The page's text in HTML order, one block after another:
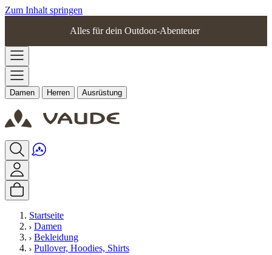
Zum Inhalt springen
Alles für dein Outdoor-Abenteuer
Damen Herren Ausrüstung
Startseite
Damen
Bekleidung
Pullover, Hoodies, Shirts